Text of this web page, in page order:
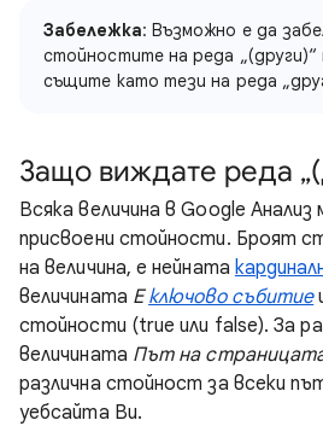
Забележка: Възможно е да
стойностите на реда
същите като тези на реда
Защо виждате реда
Всяка величина в Google
присвоени стойности. Броят
на величина, е нейната
величината Еключово събитие
стойности (true или false). За
величината Път на
различна стойност за всеки
уебсайта Ви.